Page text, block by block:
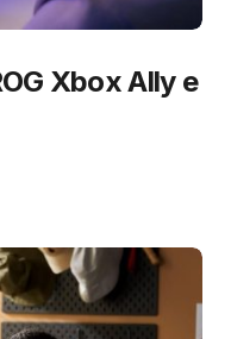
Xbox Ally e